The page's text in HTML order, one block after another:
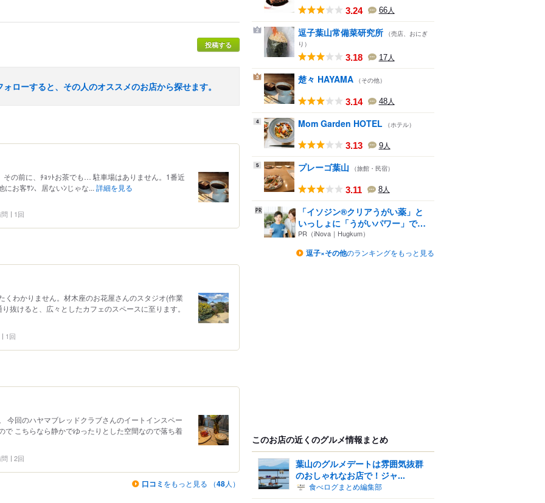
投稿する
ローすると、その人のオススメのお店から探せます。
の前に、ﾁｮｯﾄお茶でも… 駐車場はありません。1番近
お客ｻﾝ、居ないﾝじゃな... 詳細を見る
1回
くわかりません。材木座のお花屋さんのスタジオ(作業
抜けると、広々としたカフェのスペースに至ります。
1回
今回のハヤマブレッドクラブさんのイートインスペー
で こちらなら静かでゆったりとした空間なので落ち着
2回
口コミ をもっと見る （48人）
3.24 66人
2 逗子葉山常備菜研究所 （売店、おにぎ
り）
3.18 17人
3 楚々 HAYAMA （その他）
3.14 48人
4 Mom Garden HOTEL （ホテル）
3.13 9人
5 プレーゴ葉山 （旅館・民宿）
3.11 8人
「イソジン®クリアうがい薬」と
いっしょに「うがいパワー」で
一...
PR（iNova｜Hugkum）
逗子×その他のランキングをもっと見る
このお店の近くのグルメ情報まとめ
葉山のグルメデートは雰囲気抜群
のおしゃれなお店で！ジャ...
食べログまとめ編集部